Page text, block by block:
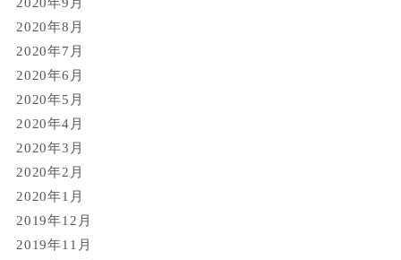
2020年8月
2020年7月
2020年6月
2020年5月
2020年4月
2020年3月
2020年2月
2020年1月
2019年12月
2019年11月